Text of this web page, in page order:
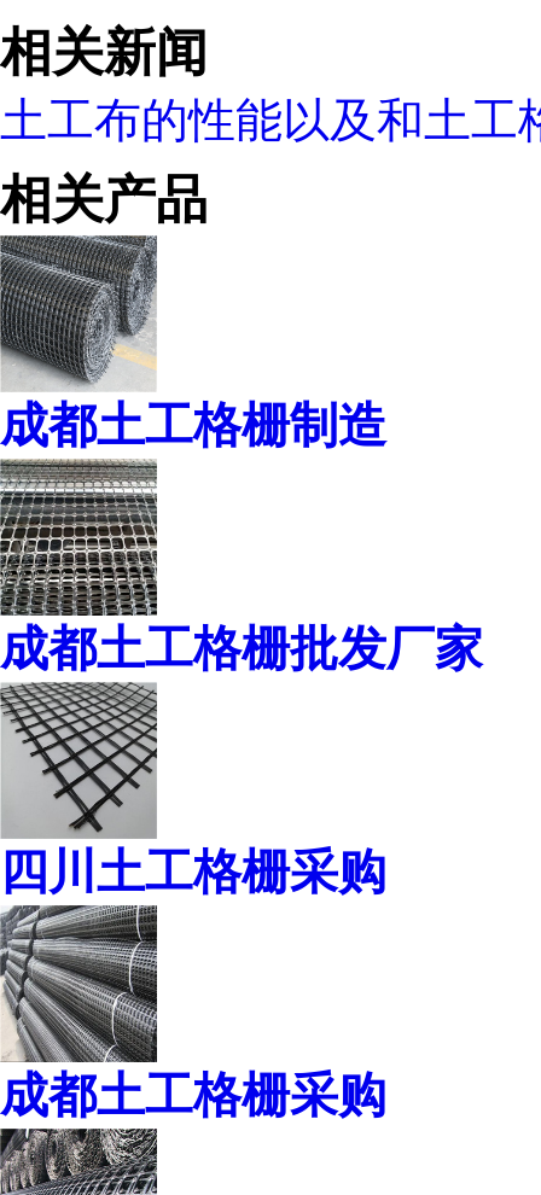
相关新闻
土工布的性能以及和土工
相关产品
成都土工格栅制造
成都土工格栅批发厂家
四川土工格栅采购
成都土工格栅采购